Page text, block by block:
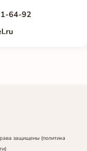
64-92
защищены (политика